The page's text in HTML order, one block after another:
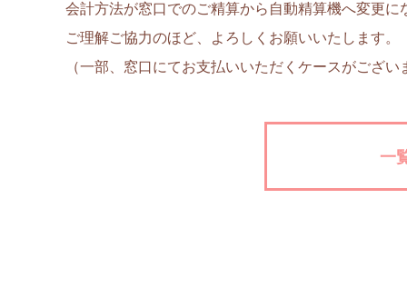
会計方法が窓口でのご精算から自動精算機へ変更に
ご理解ご協力のほど、よろしくお願いいたします。
（一部、窓口にてお支払いいただくケースがござい
一